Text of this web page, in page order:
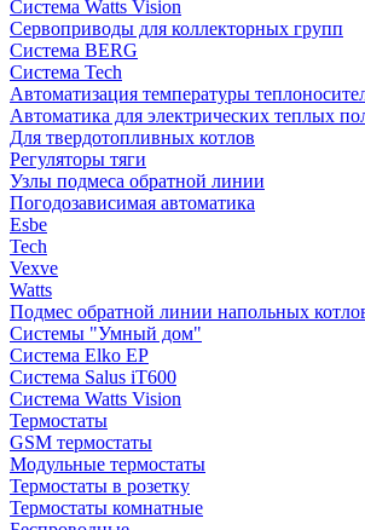
Система Watts Vision
Сервоприводы для коллекторных групп
Система BERG
Система Tech
Автоматизация температуры
Автоматика для электрических теплых
Для твердотопливных котлов
Регуляторы тяги
Узлы подмеса обратной линии
Погодозависимая автоматика
Esbe
Tech
Vexve
Watts
Подмес обратной линии напольных
Системы "Умный дом"
Система Elko EP
Система Salus iT600
Система Watts Vision
Термостаты
GSM термостаты
Модульные термостаты
Термостаты в розетку
Термостаты комнатные